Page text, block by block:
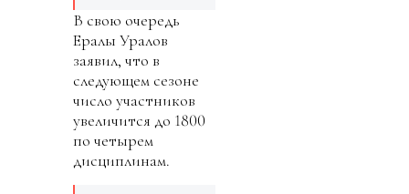
В свою очередь
Ералы Уралов
заявил, что в
следующем сезоне
число участников
увеличится до 1800
по четырем
дисциплинам.